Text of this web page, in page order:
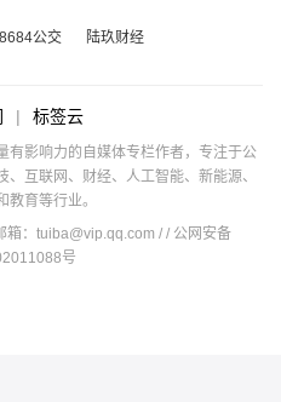
8684公交 陆玖财经
| 标签云
有影响力的自媒体专栏作者，专注于公
互联网、财经、人工智能、新能源、
教育等行业。
： tuiba@vip.qq.com / / 公网安备
号